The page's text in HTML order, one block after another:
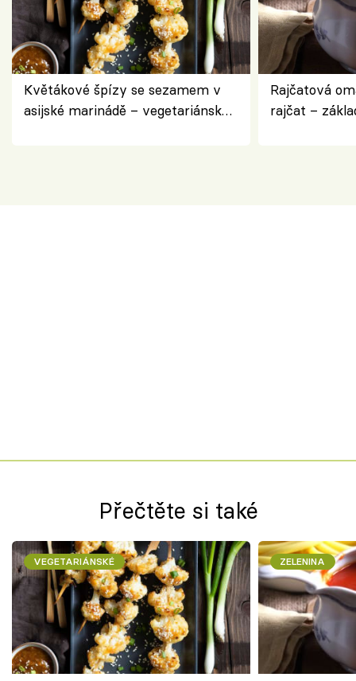
Květákové špízy se sezamem v
asijské marinádě – vegetariánská
Rajčatová
rajčat –
Přečtěte si také
VEGETARIÁNSKÉ ZELENINA